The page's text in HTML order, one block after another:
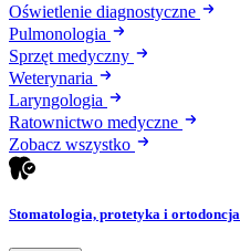
Oświetlenie diagnostyczne
Pulmonologia
Sprzęt medyczny
Weterynaria
Laryngologia
Ratownictwo medyczne
Zobacz wszystko
Stomatologia, protetyka i ortodoncja